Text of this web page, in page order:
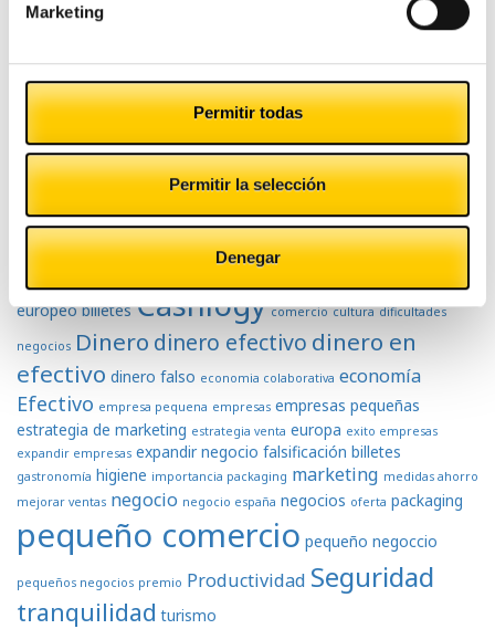
Marketing
Permitir todas
Permitir la selección
Denegar
Tranquilidad
Tags
atención al cliente aumento negocios
europeo billetes Cashlogy comercio cultura dificultades
negocios Dinero dinero efectivo dinero en
efectivo dinero falso economia colaborativa economía
Efectivo empresa pequena empresas empresas pequeñas
estrategia de marketing estrategia venta europa exito empresas
expandir empresas expandir negocio falsificación billetes
gastronomía higiene importancia packaging marketing medidas ahorro
mejorar ventas negocio negocio españa negocios oferta packaging
pequeño comercio pequeño negoccio
pequeños negocios premio Productividad Seguridad
tranquilidad turismo